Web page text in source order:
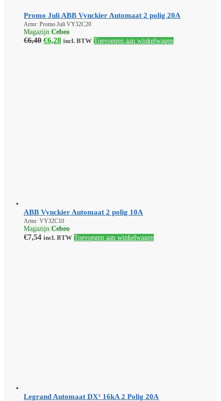
Promo Juli ABB Vynckier Automaat 2 polig 20A
Artnr: Promo Juli VY32C20
Magazijn Cebeo
€6,40 Oorspronkelijke
€6,28Huidige
incl. BTW Toevoegen aan winkelwagen
ABB Vynckier Automaat 2 polig 10A
Artnr: VY32C10
Magazijn Cebeo
€7,54 incl. BTW Toevoegen aan winkelwagen
Legrand Automaat DX³ 16kA 2 Polig 20A